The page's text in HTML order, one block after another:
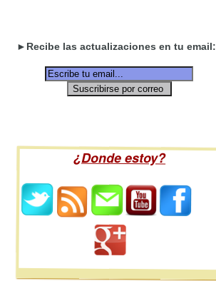
►Recibe las actualizaciones en tu email:
¿Donde estoy?